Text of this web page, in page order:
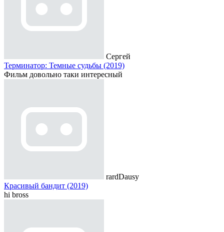
Сергей
Терминатор: Темные судьбы (2019)
Фильм довольно таки интересный
rardDausy
Красивый бандит (2019)
hi bross